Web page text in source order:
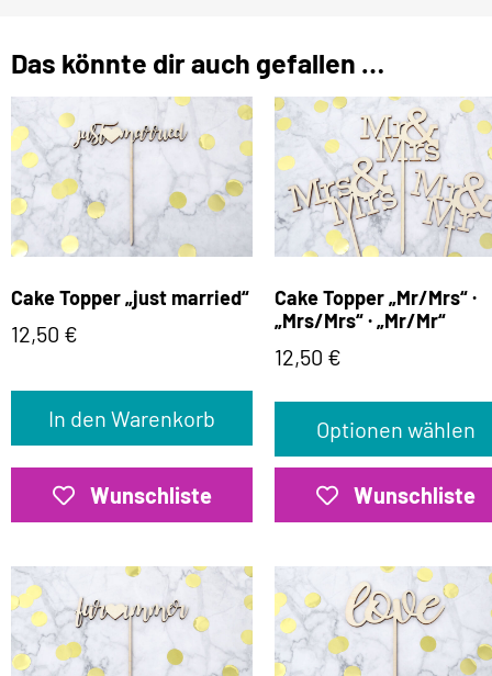
Das könnte dir auch gefallen …
Cake Topper „just married“
12,50 €
In den Warenkorb
Wunschliste
Cake Topper „Mr/Mrs“ ·
„Mrs/Mrs“ · „Mr/Mr“
12,50 €
Optionen wählen
Wunschliste